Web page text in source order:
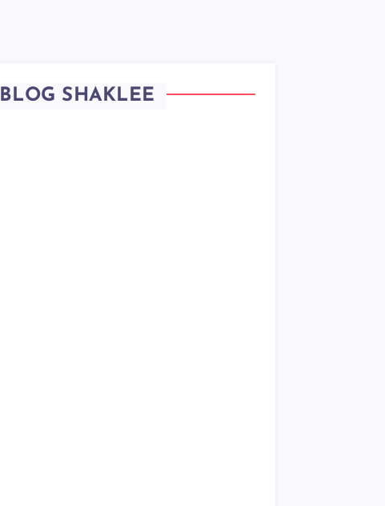
BLOG SHAKLEE